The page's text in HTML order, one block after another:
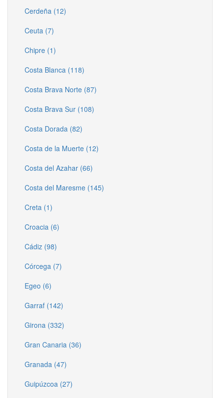
Cerdeña (12)
Ceuta (7)
Chipre (1)
Costa Blanca (118)
Costa Brava Norte (87)
Costa Brava Sur (108)
Costa Dorada (82)
Costa de la Muerte (12)
Costa del Azahar (66)
Costa del Maresme (145)
Creta (1)
Croacia (6)
Cádiz (98)
Córcega (7)
Egeo (6)
Garraf (142)
Girona (332)
Gran Canaria (36)
Granada (47)
Guipúzcoa (27)